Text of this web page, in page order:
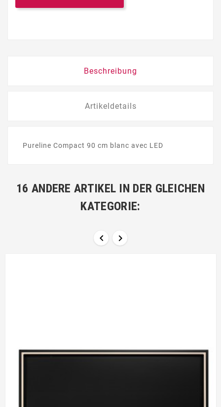
Beschreibung
Artikeldetails
Pureline Compact 90 cm blanc avec LED
16 ANDERE ARTIKEL IN DER GLEICHEN
KATEGORIE:
 